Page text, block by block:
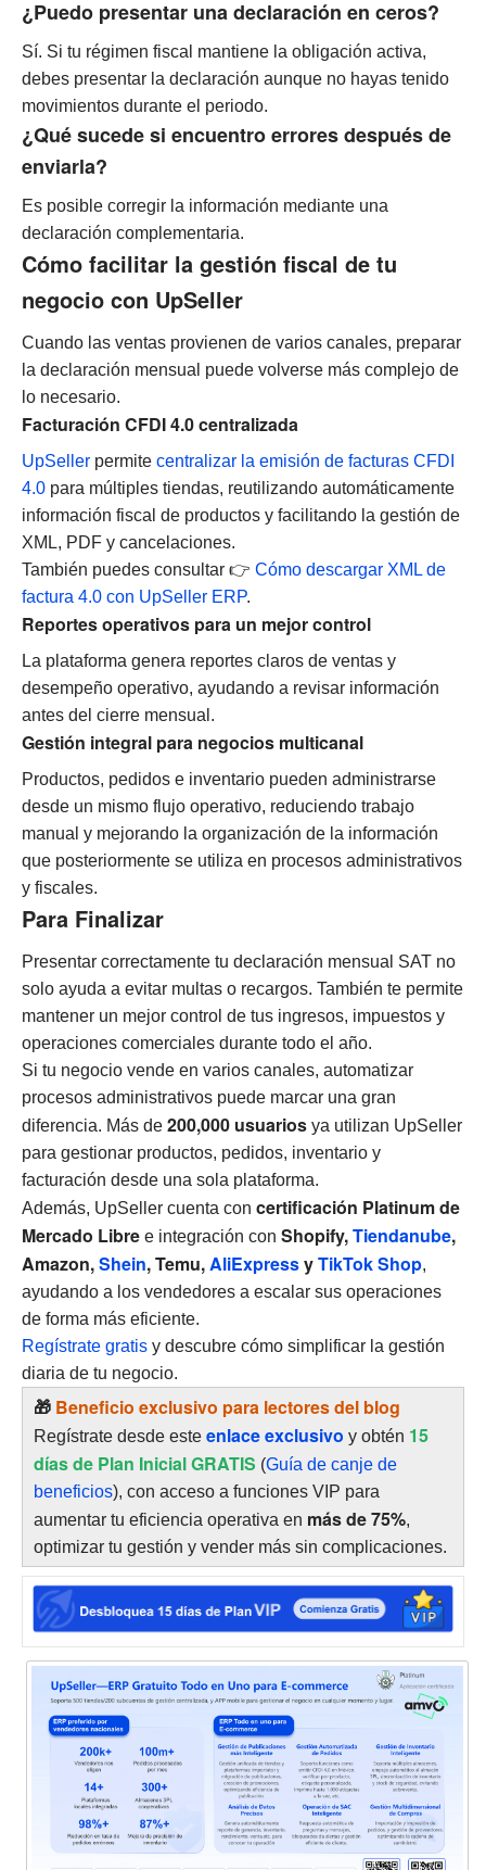
¿Puedo presentar una declaración en ceros?
Sí. Si tu régimen fiscal mantiene la obligación activa,
debes presentar la declaración aunque no hayas tenido
movimientos durante el periodo.
¿Qué sucede si encuentro errores después de
enviarla?
Es posible corregir la información mediante una
declaración complementaria.
Cómo facilitar la gestión fiscal de tu
negocio con UpSeller
Cuando las ventas provienen de varios canales, preparar
la declaración mensual puede volverse más complejo de
lo necesario.
Facturación CFDI 4.0 centralizada
UpSeller permite centralizar la emisión de facturas CFDI
4.0 para múltiples tiendas, reutilizando automáticamente
información fiscal de productos y facilitando la gestión de
XML, PDF y cancelaciones.
También puedes consultar 👉 Cómo descargar XML de
factura 4.0 con UpSeller ERP.
Reportes operativos para un mejor control
La plataforma genera reportes claros de ventas y
desempeño operativo, ayudando a revisar información
antes del cierre mensual.
Gestión integral para negocios multicanal
Productos, pedidos e inventario pueden administrarse
desde un mismo flujo operativo, reduciendo trabajo
manual y mejorando la organización de la información
que posteriormente se utiliza en procesos administrativos
y fiscales.
Para Finalizar
Presentar correctamente tu declaración mensual SAT no
solo ayuda a evitar multas o recargos. También te permite
mantener un mejor control de tus ingresos, impuestos y
operaciones comerciales durante todo el año.
Si tu negocio vende en varios canales, automatizar
procesos administrativos puede marcar una gran
diferencia. Más de 200,000 usuarios ya utilizan UpSeller
para gestionar productos, pedidos, inventario y
facturación desde una sola plataforma.
Además, UpSeller cuenta con certificación Platinum de
Mercado Libre e integración con Shopify,Tiendanube,
Amazon,Shein, Temu,AliExpressyTikTok Shop,
ayudando a los vendedores a escalar sus operaciones
de forma más eficiente.
Regístrate gratis y descubre cómo simplificar la gestión
diaria de tu negocio.
🎁 Beneficio exclusivo para lectores del blog
Regístrate desde este enlace exclusivo y obtén 15
días de Plan Inicial GRATIS (Guía de canje de
beneficios), con acceso a funciones VIP para
aumentar tu eficiencia operativa en más de 75%,
optimizar tu gestión y vender más sin complicaciones.